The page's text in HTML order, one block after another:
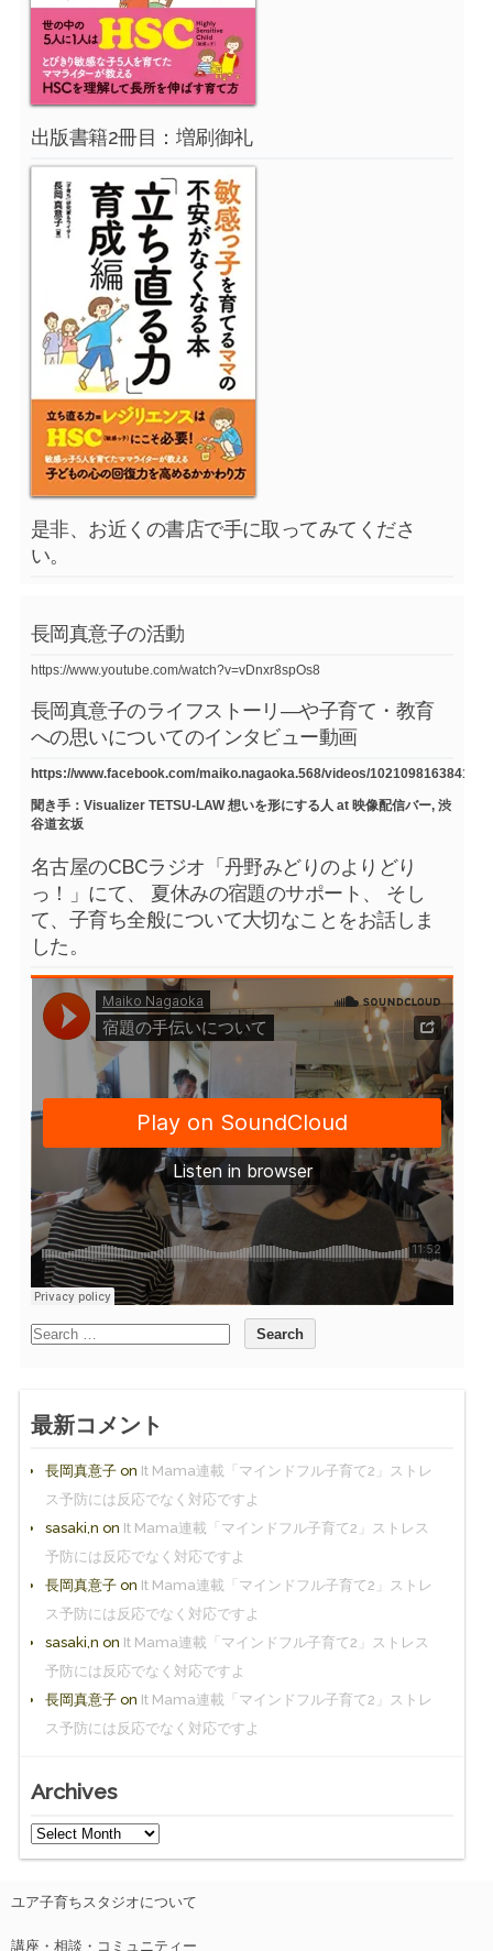
出版書籍2冊目：増刷御礼
是非、お近くの書店で手に取ってみてくださ
い。
長岡真意子の活動
https://www.youtube.com/watch?v=vDnxr8spOs8
長岡真意子のライフストーリ―や子育て・教育
への思いについてのインタビュー動画
https://www.facebook.com/maiko.nagaoka.568/videos/
聞き手：Visualizer TETSU-LAW 想いを形にする人 at 映像配信バー, 渋
谷道玄坂
名古屋のCBCラジオ「丹野みどりのよりどり
っ！」にて、 夏休みの宿題のサポート、 そし
て、子育ち全般について大切なことをお話しま
した。
最新コメント
長岡真意子on It Mama連載「マインドフル子育て2」ストレ
ス予防には反応でなく対応ですよ
sasaki,n on It Mama連載「マインドフル子育て2」ストレス
予防には反応でなく対応ですよ
長岡真意子on It Mama連載「マインドフル子育て2」ストレ
ス予防には反応でなく対応ですよ
sasaki,n on It Mama連載「マインドフル子育て2」ストレス
予防には反応でなく対応ですよ
長岡真意子on It Mama連載「マインドフル子育て2」ストレ
ス予防には反応でなく対応ですよ
Archives
ユア子育ちスタジオについて
講座・相談・コミュニティー